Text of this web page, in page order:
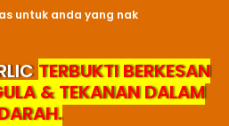
untuk anda yang nak
TERBUKTI BERKESAN
& TEKANAN DALAM